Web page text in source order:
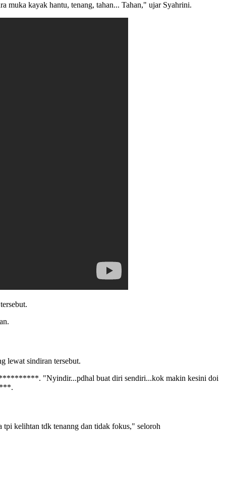
muka kayak hantu, tenang, tahan... Tahan," ujar Syahrini.
lewat sindiran tersebut.
"Nyindir...pdhal buat diri sendiri...kok makin kesini doi
tpi kelihtan tdk tenanng dan tidak fokus," seloroh